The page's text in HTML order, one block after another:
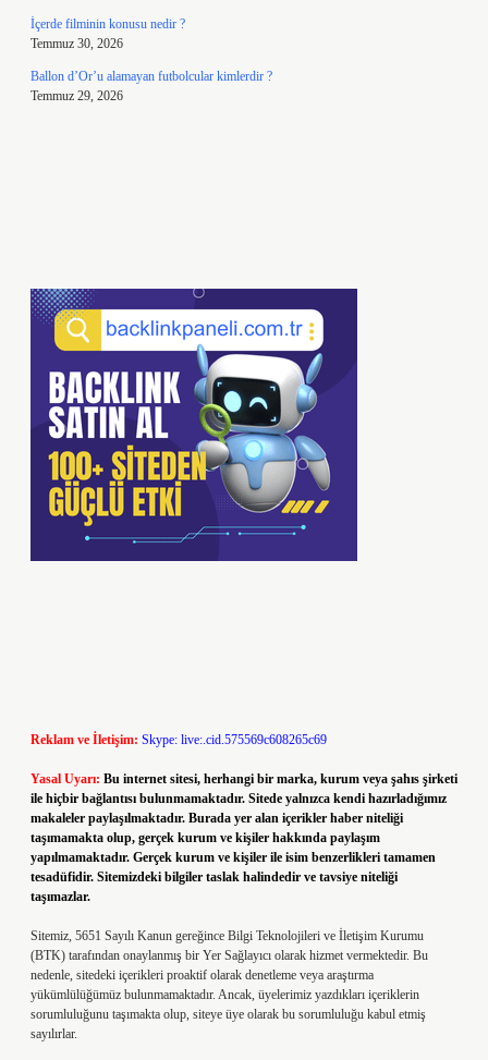
İçerde filminin konusu nedir ?
Temmuz 30, 2026
Ballon d’Or’u alamayan futbolcular kimlerdir ?
Temmuz 29, 2026
Reklam ve İletişim: Skype: live:.cid.575569c608265c69
Yasal Uyarı: Bu internet sitesi, herhangi bir marka, kurum veya şahıs şirketi
ile hiçbir bağlantısı bulunmamaktadır. Sitede yalnızca kendi hazırladığımız
makaleler paylaşılmaktadır. Burada yer alan içerikler haber niteliği
taşımamakta olup, gerçek kurum ve kişiler hakkında paylaşım
yapılmamaktadır. Gerçek kurum ve kişiler ile isim benzerlikleri tamamen
tesadüfidir. Sitemizdeki bilgiler taslak halindedir ve tavsiye niteliği
taşımazlar.
Sitemiz, 5651 Sayılı Kanun gereğince Bilgi Teknolojileri ve İletişim Kurumu
(BTK) tarafından onaylanmış bir Yer Sağlayıcı olarak hizmet vermektedir. Bu
nedenle, sitedeki içerikleri proaktif olarak denetleme veya araştırma
yükümlülüğümüz bulunmamaktadır. Ancak, üyelerimiz yazdıkları içeriklerin
sorumluluğunu taşımakta olup, siteye üye olarak bu sorumluluğu kabul etmiş
sayılırlar.